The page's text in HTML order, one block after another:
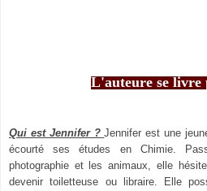
L'auteure se livre
Qui est Jennifer ?Jennifer est une
écourté ses études en Chimie.
photographie et les animaux, elle
devenir toiletteuse ou libraire. Elle